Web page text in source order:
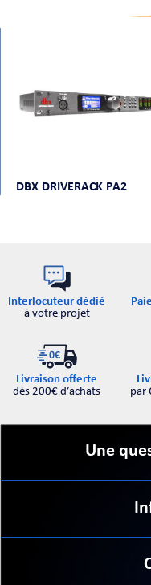
DBX DRIVERACK PA2
Interlocuteur dédié
à votre projet
Livraison offerte
dès 200€ d’achats
par
Une